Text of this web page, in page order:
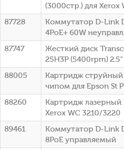
(3000стр.) для Xerox
87728
Коммутатор D-Link
4PoE+ 60W
87747
Жесткий диск
25H3P (5400rpm)
88005
Картридж струйный
чипом для Epson St
88260
Картридж лазерный
Xerox WC 3210/3220
89461
Коммутатор D-Link
8PoE управляемый